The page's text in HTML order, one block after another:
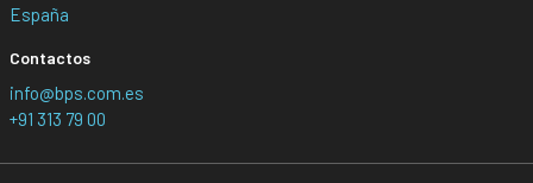
España
Contactos
info@bps.com.es
+91 313 79 00